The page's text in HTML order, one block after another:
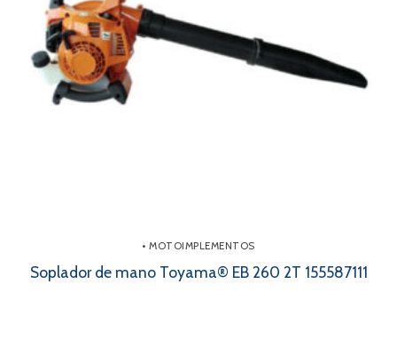
• MOTOIMPLEMENTOS
Soplador de mano Toyama® EB 260 2T 155587111